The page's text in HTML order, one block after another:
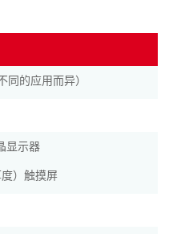
同的应用而异）
显示器
）触摸屏